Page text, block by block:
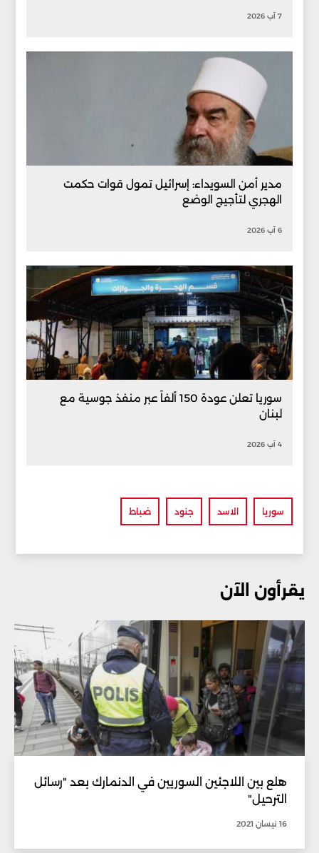
7 آب 2026
مدير أمن السويداء: إسرائيل تمول قوات حكمت
الهجري لتأجيج الوضع
6 آب 2026
سوريا تعلن عودة 150 ألفاً عبر منفذ جوسية مع
لبنان
4 آب 2026
سوريا الاسد جنود ضباط
يقرأون الآن
هلع بين اللاجئين السوريين في الدنمارك بعد "رسائل
الترحيل"
16 نيسان 2021